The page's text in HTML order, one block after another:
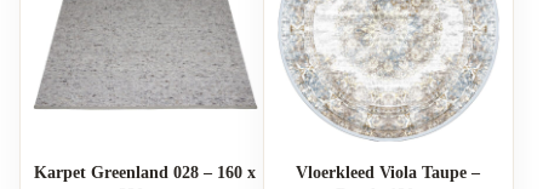
Karpet Greenland 028 – 160 x
Vloerkleed Viola Taupe –